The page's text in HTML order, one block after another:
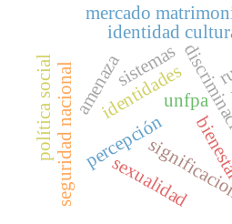
identidades
percepción
amenaza
identidad
seguridad nacional
política social
mercado
sexualidad
unfpa
sistemas